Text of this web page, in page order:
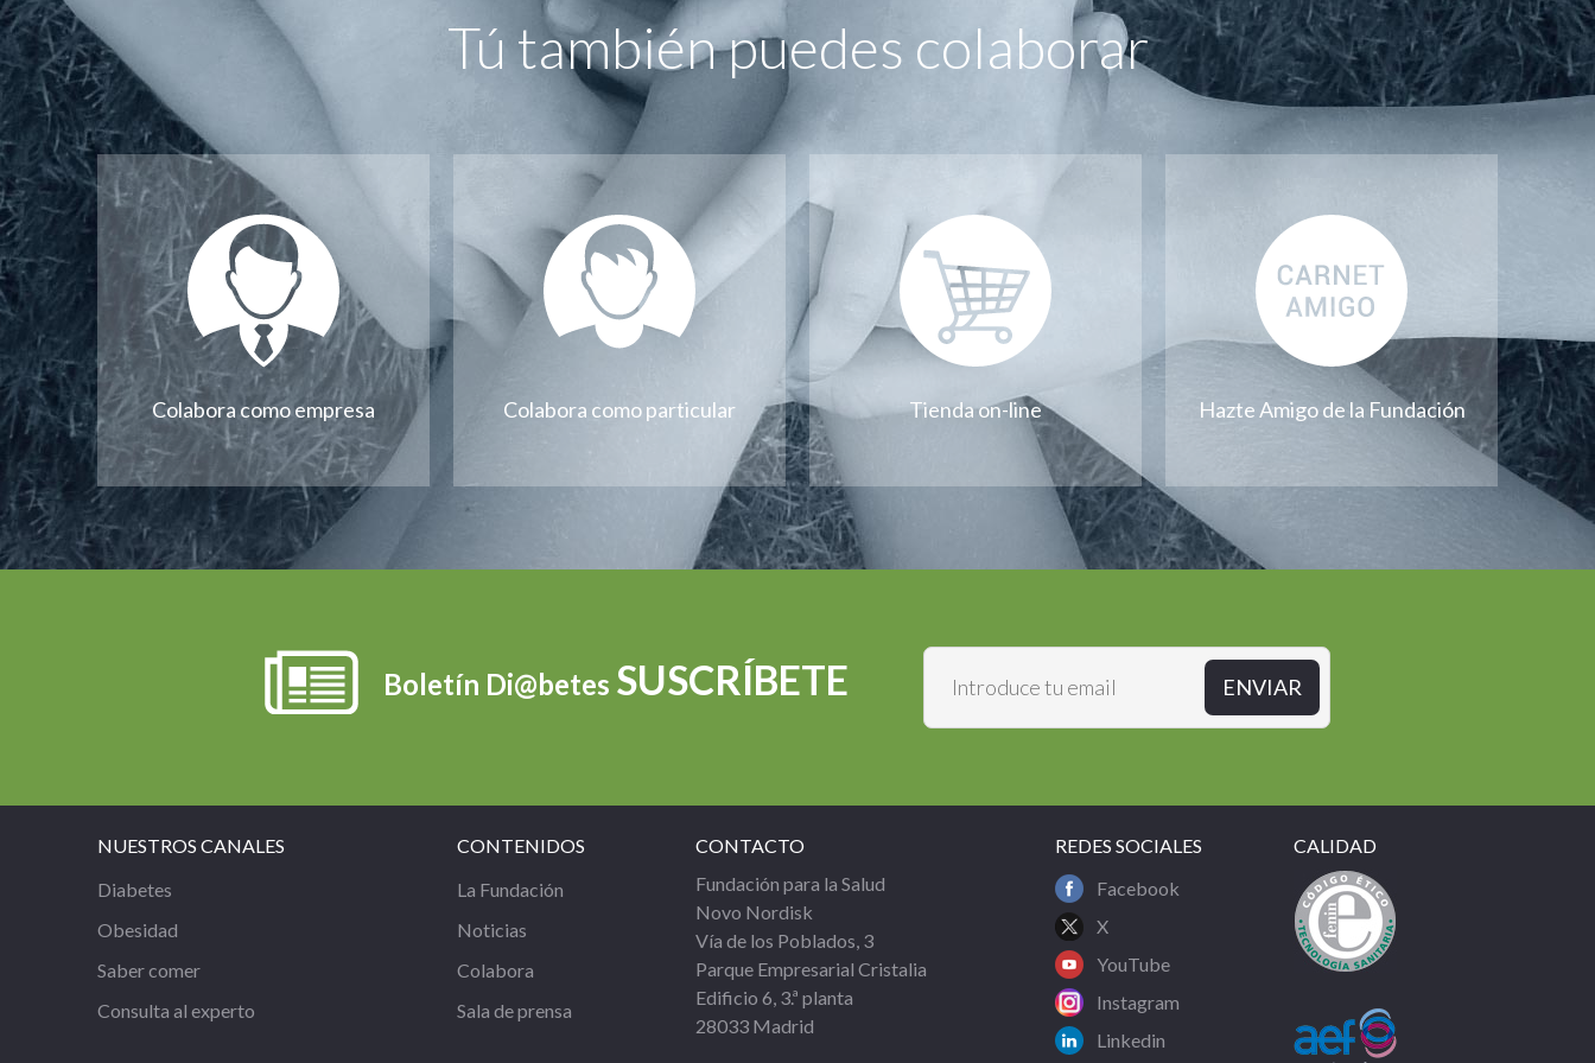
Tú también puedes colaborar
Colabora como empresa Colabora como particular Tienda on-line Hazte Amigo de la Fundación
Boletín Di@betes SUSCRÍBETE
NUESTROS CANALES
Diabetes
Obesidad
Saber comer
Consulta al experto
CONTENIDOS
La Fundación
Noticias
Colabora
Sala de prensa
CONTACTO
Fundación para la Salud
Novo Nordisk
Vía de los Poblados, 3
Parque Empresarial Cristalia
Edificio 6, 3.ª planta
28033 Madrid
REDES SOCIALES
Facebook
X
YouTube
Instagram
Linkedin
CALIDAD